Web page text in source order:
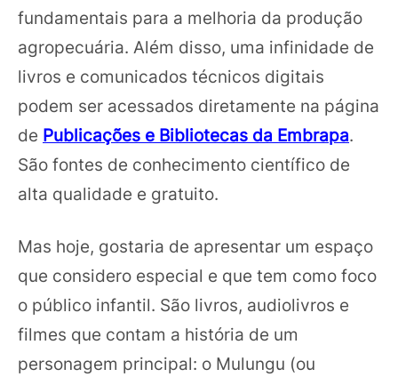
fundamentais para a melhoria da produção
agropecuária. Além disso, uma infinidade de
livros e comunicados técnicos digitais
podem ser acessados diretamente na página
de Publicações e Bibliotecas da Embrapa.
São fontes de conhecimento científico de
alta qualidade e gratuito.
Mas hoje, gostaria de apresentar um espaço
que considero especial e que tem como foco
o público infantil. São livros, audiolivros e
filmes que contam a história de um
personagem principal: o Mulungu (ou